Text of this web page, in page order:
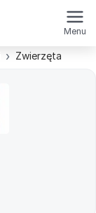
Menu
Zwierzęta